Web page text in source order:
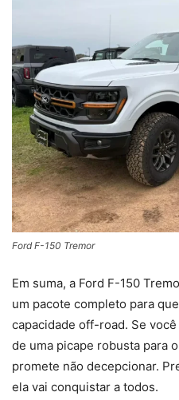
Ford F-150 Tremor
Em suma, a Ford F-150
um pacote completo para
capacidade off-road. Se
de uma picape robusta para
promete não decepcionar.
ela vai conquistar a todos.